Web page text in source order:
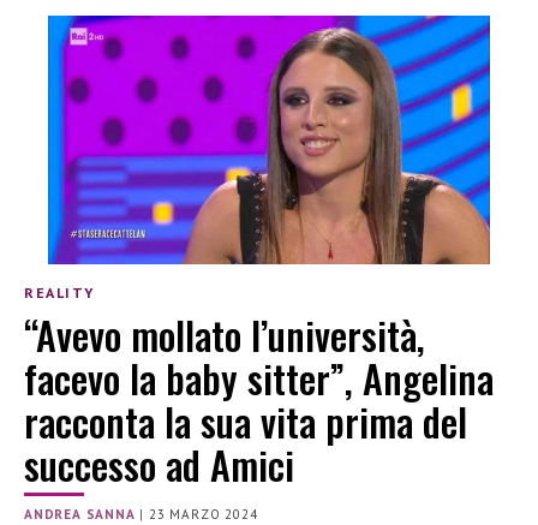
REALITY
“Avevo mollato l’università,
facevo la baby sitter”, Angelina
racconta la sua vita prima del
successo ad Amici
ANDREA SANNA |23 MARZO 2024